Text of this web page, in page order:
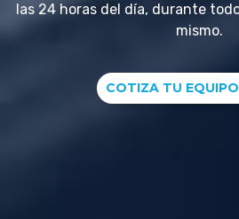
las 24 horas del día, durante
mismo.
COTIZA TU